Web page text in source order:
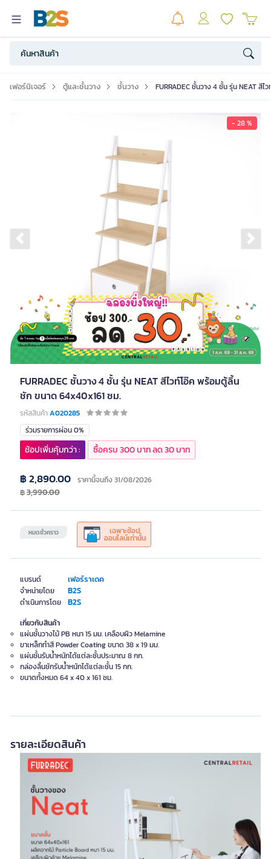
เฟอร์นิเจอร์ ตู้และชั้นวาง ชั้นวาง FURRADEC ชั้นวาง 4 ชั้น รุ่น NEAT สี
- 28 %
Previous slide
FURRADEC ชั้นวาง 4 ชั้น รุ่น NEAT สีไวท์โอ๊ค พร้อมตู้ลิ้น
ชัก ขนาด 64x40x161 ซม.
รหัสสินค้าA020285
แบรนด์ เฟอร์ราเดค
จำหน่ายโดย B2S
ดำเนินการโดย B2S
ร่วมรายการผ่อน 0%
หมดชั่วคราว เฉพาะช้อป
ออนไลน์เท่านั้น
฿ 2,890.00 ราคานี้จนถึง 31/08/2026
฿3,990.00
ช้อปเพิ่มคุ้มกว่า : ซื้อครบ 300 บาท ลด 30 บาท
เกี่ยวกับสินค้า
แผ่นชั้นวางไม้ PB หนา 15 มม. เคลือบผิว Melamine
ขาเหล็กทำสี Powder Coating ขนาด 38 x 19 มม.
แผ่นชั้นรับน้ำหนักได้แต่ละชั้นประมาณ 8 กก.
กล่องลิ้นชักรับน้ำหนักได้แต่ละชั้น 15 กก.
ขนาดทั้งหมด 64 x 40 x 161 ซม.
รายละเอียดสินค้า